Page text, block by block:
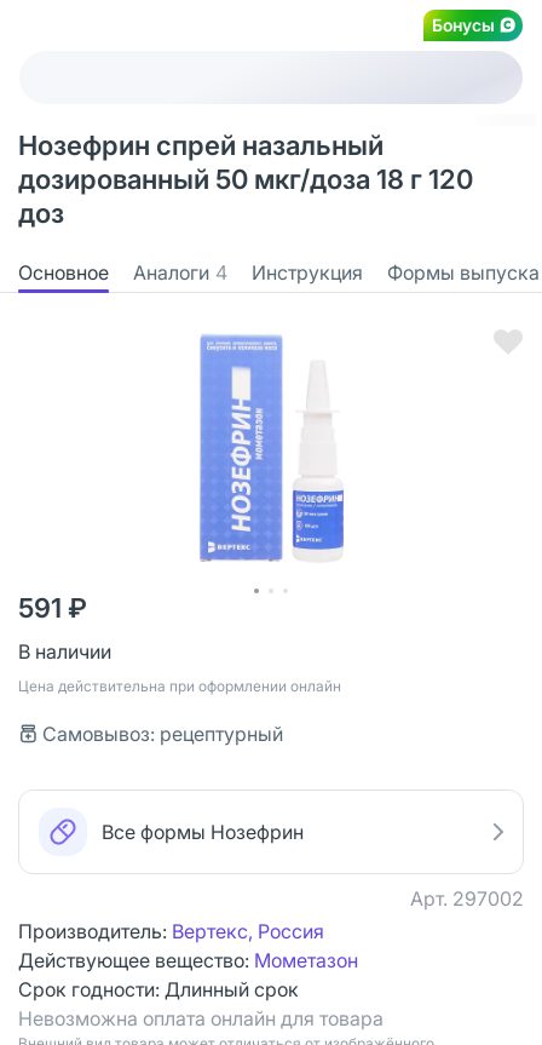
Бонусы
Нозефрин спрей назальный
дозированный 50 мкг/доза 18 г 120
доз
Основное Аналоги 4 Инструкция Формы выпуска
591 ₽
В наличии
Цена действительна при оформлении онлайн
Самовывоз: рецептурный
Все формы Нозефрин
Арт. 297002
Производитель: Вертекс, Россия
Действующее вещество: Мометазон
Срок годности: Длинный срок
Невозможна оплата онлайн для товара